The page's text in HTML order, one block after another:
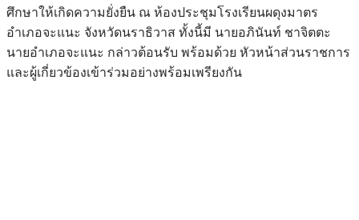
ศึกษาให้เกิดความยั่งยืน ณ ห้องประชุมโรงเรียนผดุงมาตร
อำเภอจะแนะ จังหวัดนราธิวาส ทั้งนี้มี นายอภินันท์ ชาจิตตะ
นายอำเภอจะแนะ กล่าวต้อนรับ พร้อมด้วย หัวหน้าส่วนราชการ
และผู้เกี่ยวข้องเข้าร่วมอย่างพร้อมเพรียงกัน